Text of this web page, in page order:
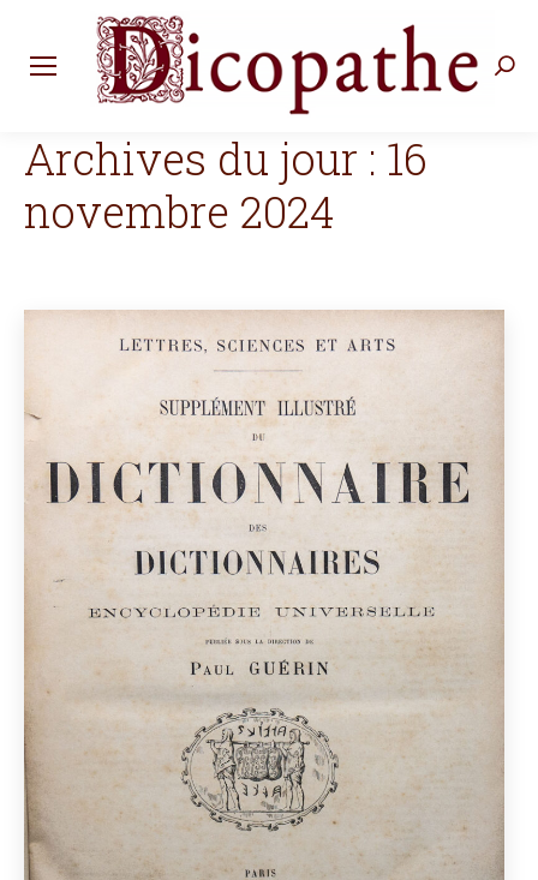
Archives du jour : 16
novembre 2024